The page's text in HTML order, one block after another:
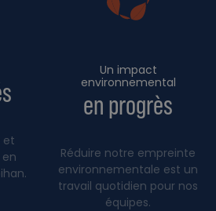
et
Un impact
environnemental
en progrès
Réduire notre empreinte
environnementale est un
travail quotidien pour nos
équipes.